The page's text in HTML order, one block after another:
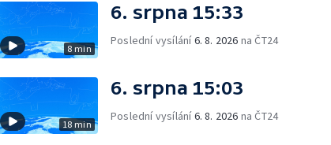
8 min
6. srpna 15:33
Poslední vysílání6. 8. 2026 na ČT24
18 min
6. srpna 15:03
Poslední vysílání6. 8. 2026 na ČT24